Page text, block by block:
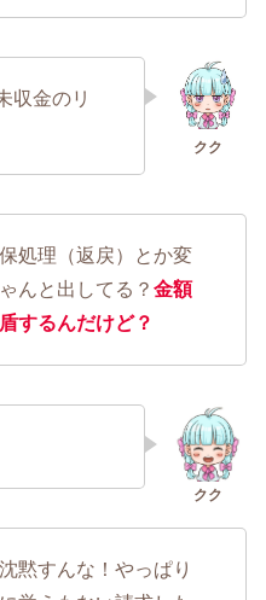
収金のリ
処理（返戻）とか変
んと出してる？ 金額
するんだけど？
黙すんな！やっぱり